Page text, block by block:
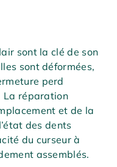
sont la clé de son
sont déformées,
perd
La réparation
et de la
des dents
du curseur à
assemblés.